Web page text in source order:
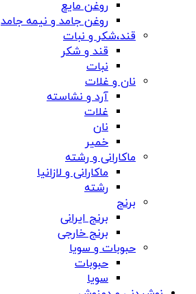
روغن مایع
روغن جامد و نیمه جامد
قند،شکر و نبات
قند و شکر
نبات
نان و غلات
آرد و نشاسته
غلات
نان
خمیر
ماکارانی و رشته
ماکارانی و لازانیا
رشته
برنج
برنج ایرانی
برنج خارجی
حبوبات و سویا
حبوبات
سویا